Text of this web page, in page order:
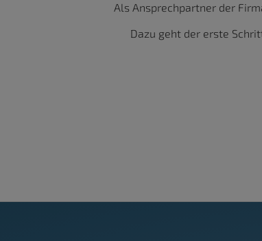
Als Ansprechpartner der
Dazu geht der erste